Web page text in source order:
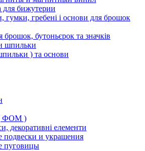
бижутерии
гумки, гребені і основи для брошок
бутоньєрок та значків
шпильки
) та основи
( ФОМ )
декоративні елементи
подвески и украшения
пуговицы